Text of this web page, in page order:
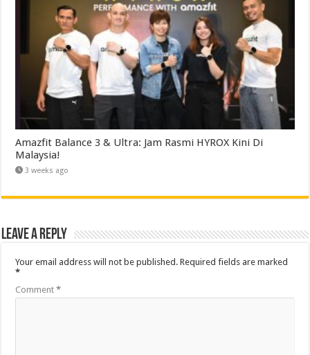
Amazfit Balance 3 & Ultra: Jam Rasmi HYROX Kini Di
Malaysia!
3 weeks ago
Leave a Reply
Your email address will not be published. Required fields are marked
*
Comment*